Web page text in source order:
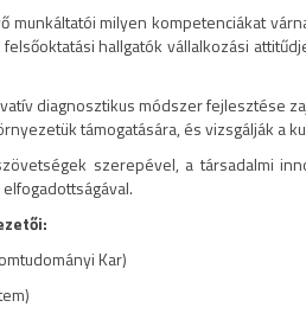
munkáltatói milyen kompetenciákat
hallgatók vállalkozási
diagnosztikus módszer fejlesztése
támogatására, és vizsgálják a
szerepével, a társadalmi
Kar)